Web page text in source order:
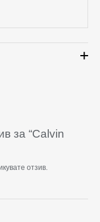
за “Calvin
отзив.